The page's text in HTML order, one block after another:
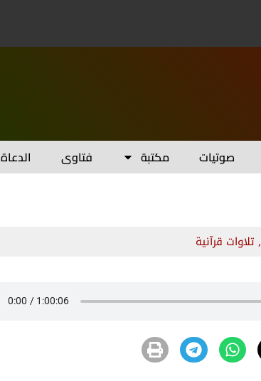
صوتيات مكتبة فتاوى الدعاة
, تلاوات قرآنية